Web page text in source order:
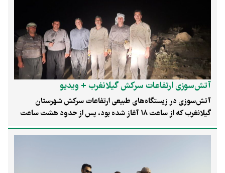
آتش‌سوزی ارتفاعات سرکش گیلانغرب + ویدیو
آتش‌سوزی در زیستگاه‌های طبیعی ارتفاعات سرکش شهرستان
گیلانغرب که از ساعت ۱۸ آغاز شده بود، پس از حدود هشت ساعت
تلاش نیروهای محیط‌زیست، منابع طبیعی، دستگاه‌های اجرایی و
مردم، ساعت ۲ بامداد مهار شد.